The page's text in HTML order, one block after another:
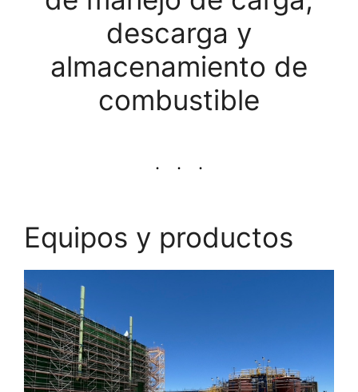
descarga y
almacenamiento de
combustible
Equipos y productos